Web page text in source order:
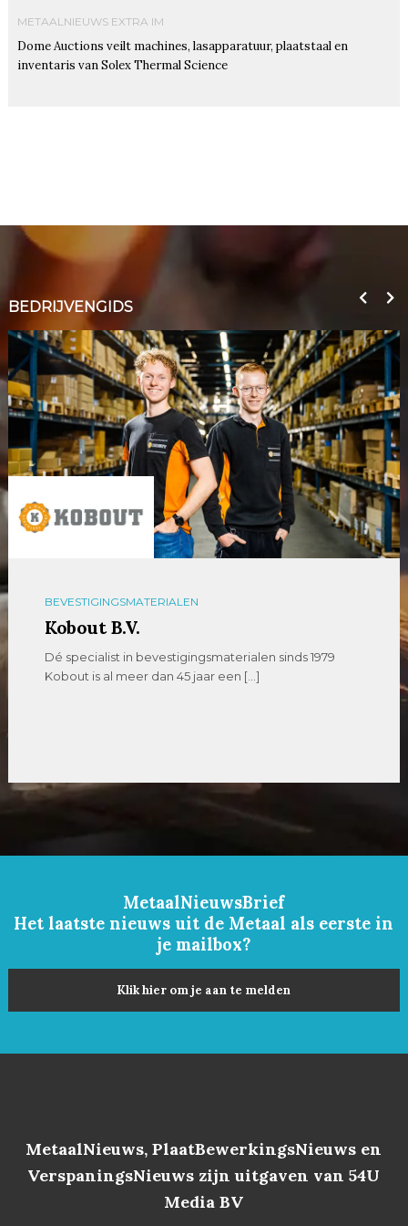
METAALNIEUWS EXTRA IM
Dome Auctions veilt machines, lasapparatuur, plaatstaal en
inventaris van Solex Thermal Science
BEDRIJVENGIDS
BEVESTIGINGSMATERIALEN
Kobout B.V.
Dé specialist in bevestigingsmaterialen sinds 1979
Kobout is al meer dan 45 jaar een […]
MetaalNieuwsBrief
Het laatste nieuws uit de Metaal als eerste in
je mailbox?
Klik hier om je aan te melden
MetaalNieuws, PlaatBewerkingsNieuws en
VerspaningsNieuws zijn uitgaven van 54U
Media BV